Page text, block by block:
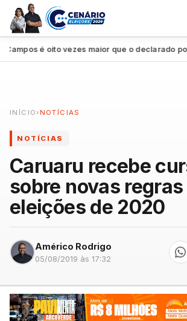
é oito vezes maior que o declarado por
INÍCIO › NOTÍCIAS
NOTÍCIAS
Caruaru recebe
sobre novas
eleições de 2020
Américo Rodrigo
05/08/2019 às 17:32